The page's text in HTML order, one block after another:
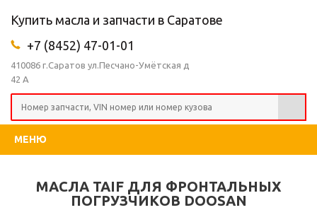
МЕНЮ
Купить масла и запчасти в Саратове
410086 г.Саратов ул.Песчано-Умётская д
42 А
+7 (8452) 47-01-01
МАСЛА TAIF ДЛЯ ФРОНТАЛЬНЫХ
ПОГРУЗЧИКOВ DOOSAN